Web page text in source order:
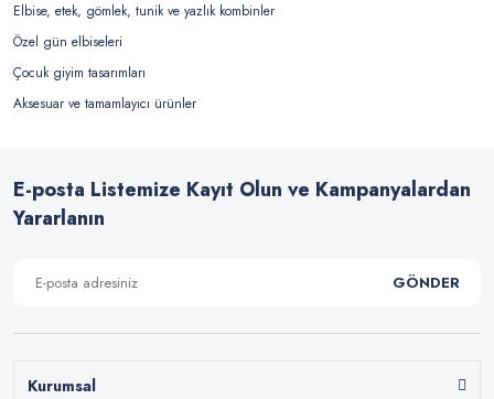
Elbise, etek, gömlek, tunik ve yazlık kombinler
Özel gün elbiseleri
Çocuk giyim tasarımları
Aksesuar ve tamamlayıcı ürünler
çekici bir stil yaratmak isteyenler için mükemmel bir tercihtir.
E-posta Listemize Kayıt Olun ve Kampanyalardan
Yararlanın
GÖNDER
Kurumsal